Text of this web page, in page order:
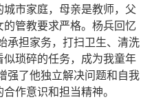
市家庭，母亲是教师，父
管教要求严格。杨兵回忆
承担家务，打扫卫生、清洗
琐碎的任务，成为我童年
强了他独立解决问题和自我
作意识和担当精神。